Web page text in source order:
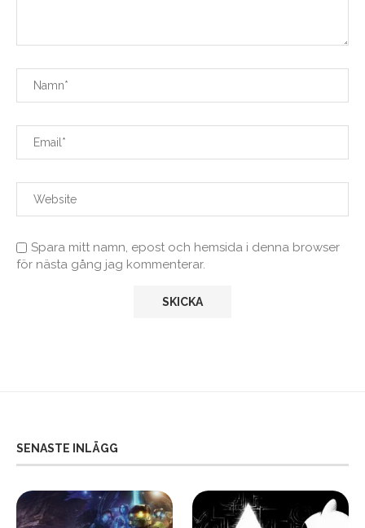
Spara mitt namn, epost och hemsida i denna browser
för nästa gång jag kommenterar.
SENASTE INLÄGG